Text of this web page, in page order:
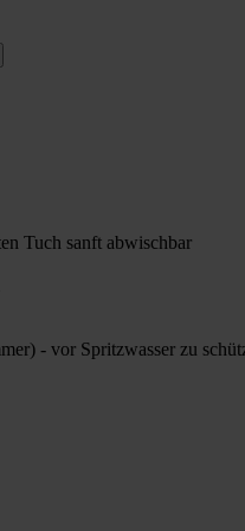
Tuch sanft abwischbar
- vor Spritzwasser zu